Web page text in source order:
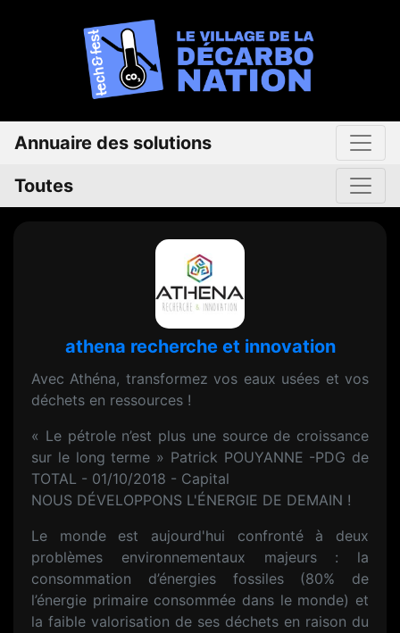
Annuaire des solutions
Toutes
athena recherche et innovation
Avec Athéna, transformez vos eaux usées et vos
déchets en ressources !
« Le pétrole n’est plus une source de croissance
sur le long terme » Patrick POUYANNE -PDG de
TOTAL - 01/10/2018 - Capital
NOUS DÉVELOPPONS L'ÉNERGIE DE DEMAIN !
Le monde est aujourd'hui confronté à deux
problèmes environnementaux majeurs : la
consommation d’énergies fossiles (80% de
l’énergie primaire consommée dans le monde) et
la faible valorisation de ses déchets en raison du